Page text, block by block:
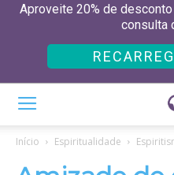
Início Espiritualidade
Aproveite 20% de
consulta